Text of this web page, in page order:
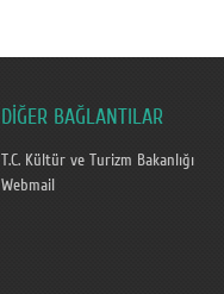
DİĞER BAĞLANTILAR
T.C. Kültür ve Turizm Bakanlığı
Webmail